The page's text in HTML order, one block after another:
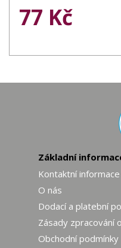
77 Kč
Základní
Kontaktní informace
O nás
Dodací a platební
Zásady zpracování
Obchodní podmínky